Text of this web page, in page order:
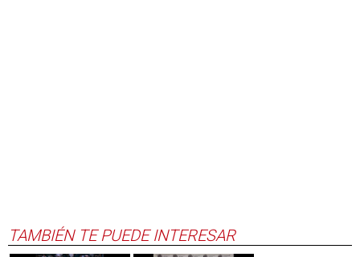
TAMBIÉN TE PUEDE INTERESAR